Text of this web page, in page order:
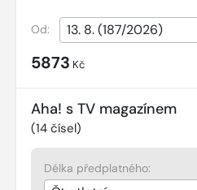
Od:
5873 Kč
Aha! s TV magazínem
(14 čísel)
Délka předplatného: